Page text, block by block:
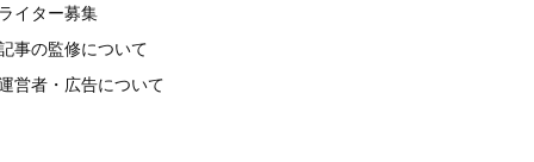
ライター募集
事の監修について
営者・広告について